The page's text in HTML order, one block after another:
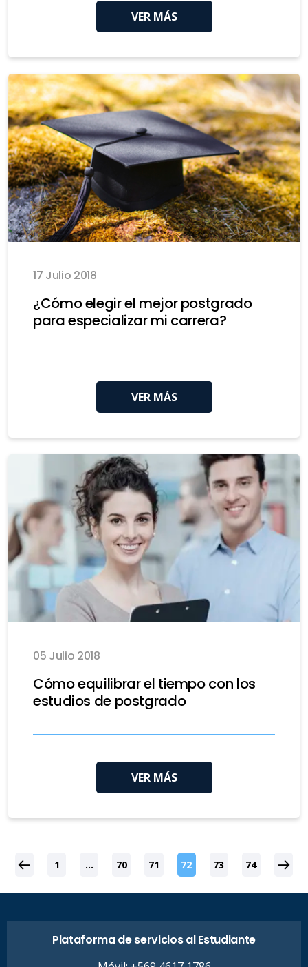
VER MÁS
17 Julio 2018
¿Cómo elegir el mejor postgrado
para especializar mi carrera?
VER MÁS
05 Julio 2018
Cómo equilibrar el tiempo con los
estudios de postgrado
VER MÁS
1 … 70 71 72 73 74